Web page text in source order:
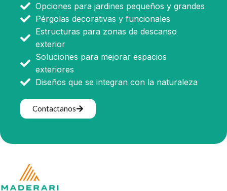
Opciones para jardines pequeños y grandes
Pérgolas decorativas y funcionales
Estructuras para zonas de descanso
exterior
Soluciones para mejorar espacios
exteriores
Diseños que se integran con la naturaleza
Contactanos